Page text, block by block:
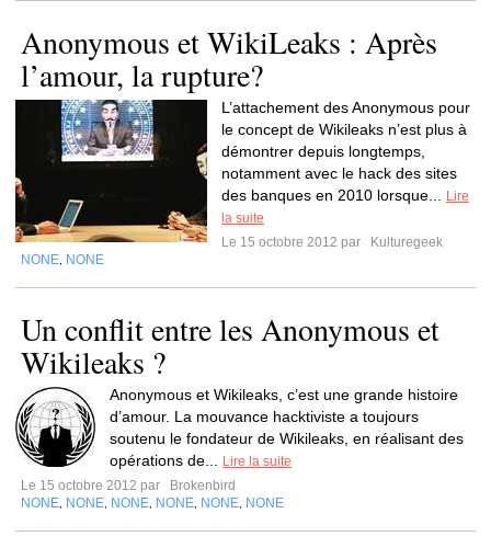
Anonymous et WikiLeaks : Après
l’amour, la rupture?
L’attachement des Anonymous pour
le concept de Wikileaks n’est plus à
démontrer depuis longtemps,
notamment avec le hack des sites
des banques en 2010 lorsque...
Lire
la suite
Le 15 octobre 2012 par
Kulturegeek
NONE NONE
Un conflit entre les Anonymous et
Wikileaks ?
Anonymous et Wikileaks, c’est une grande histoire
d’amour. La mouvance hacktiviste a toujours
soutenu le fondateur de Wikileaks, en réalisant des
opérations de...
Lire la suite
Le 15 octobre 2012 par
Brokenbird
NONE NONE NONE NONE NONE NONE